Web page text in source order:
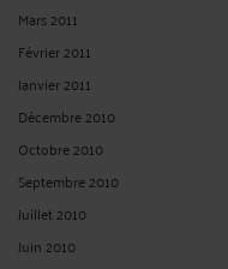
Mars 2011
Février 2011
Janvier 2011
Décembre 2010
Octobre 2010
Septembre 2010
Juillet 2010
Juin 2010